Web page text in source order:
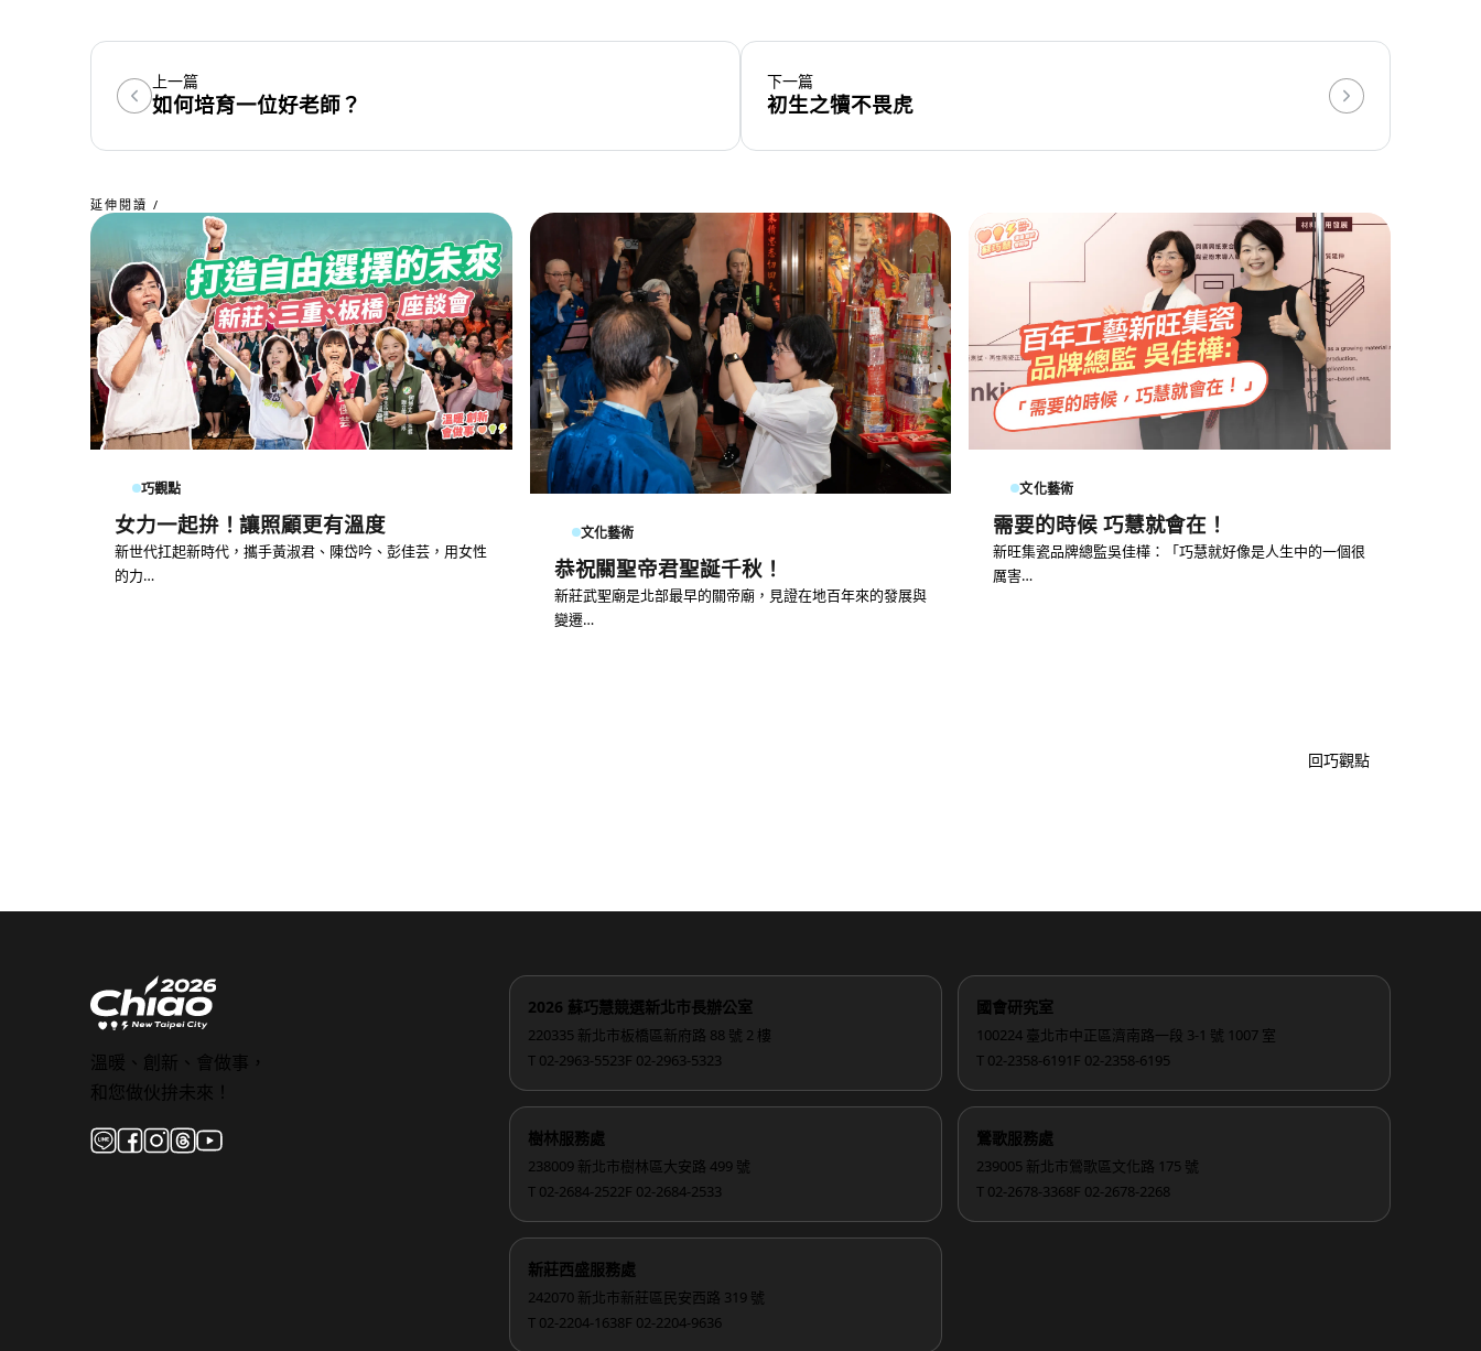
上一篇
如何培育一位好老師？
下一篇
初生之犢不畏虎
延伸閱讀 /
巧觀點
女力一起拚！讓照顧更有溫度
新世代扛起新時代，攜手黃淑君、陳岱吟、彭佳芸，用女性
的力…
文化藝術
恭祝關聖帝君聖誕千秋！
新莊武聖廟是北部最早的關帝廟，見證在地百年來的發展與
變遷…
文化藝術
需要的時候 巧慧就會在！
新旺集瓷品牌總監吳佳樺：「巧慧就好像是人生中的一個很
厲害…
回巧觀點
溫暖、創新、會做事，
和您做伙拚未來！
2026 蘇巧慧競選新北市長辦公室
220335 新北市板橋區新府路 88 號 2 樓
T 02-2963-5523F 02-2963-5323
國會研究室
100224 臺北市中正區濟南路一段 3-1 號 1007 室
T 02-2358-6191 F 02-2358-6195
樹林服務處
238009 新北市樹林區大安路 499 號
T 02-2684-2522F 02-2684-2533
鶯歌服務處
239005 新北市鶯歌區文化路 175 號
T 02-2678-3368F 02-2678-2268
新莊西盛服務處
242070 新北市新莊區民安西路 319 號
T 02-2204-1638F 02-2204-9636